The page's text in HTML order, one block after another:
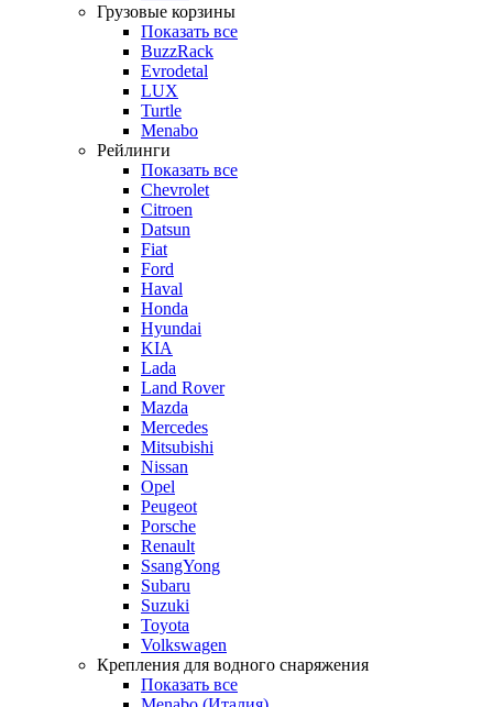
Грузовые корзины
Показать все
BuzzRack
Evrodetal
LUX
Turtle
Menabo
Рейлинги
Показать все
Chevrolet
Citroen
Datsun
Fiat
Ford
Haval
Honda
Hyundai
KIA
Lada
Land Rover
Mazda
Mercedes
Mitsubishi
Nissan
Opel
Peugeot
Porsche
Renault
SsangYong
Subaru
Suzuki
Toyota
Volkswagen
Крепления для водного снаряжения
Показать все